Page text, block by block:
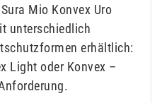
Mio Konvex Uro
unterschiedlich
erhältlich:
Light oder Konvex –